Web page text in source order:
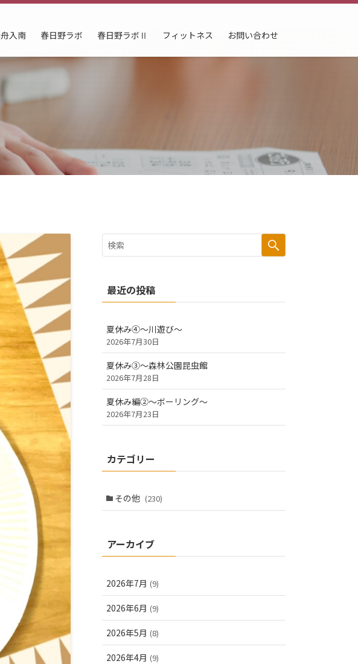
入南 春日野ラボ 春日野ラボⅡ フィットネス お問い合わせ
最近の投稿
夏休み④～川遊び～
2026年7月30日
夏休み③～森林公園昆虫館
2026年7月28日
夏休み編②～ボーリング～
2026年7月23日
カテゴリー
その他 (230)
アーカイブ
2026年7月 (9)
2026年6月 (9)
2026年5月 (8)
2026年4月 (9)